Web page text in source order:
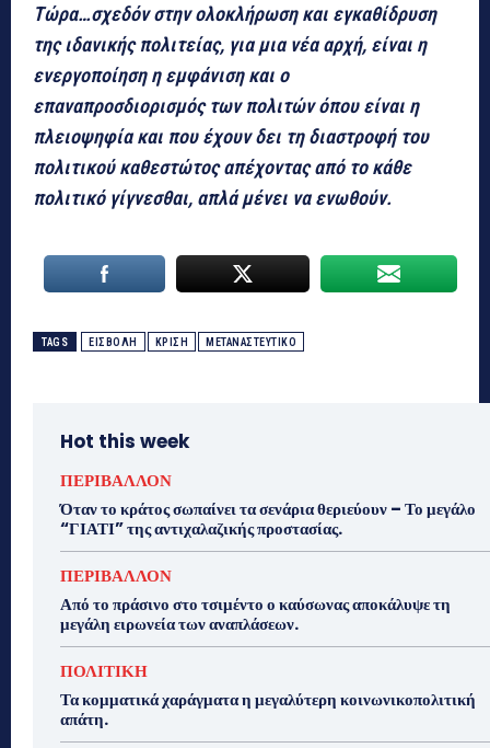
Τώρα…σχεδόν στην ολοκλήρωση και εγκαθίδρυση
της ιδανικής πολιτείας, για μια νέα αρχή, είναι η
ενεργοποίηση η εμφάνιση και ο
επαναπροσδιορισμός των πολιτών όπου είναι η
πλειοψηφία και που έχουν δει τη διαστροφή του
πολιτικού καθεστώτος απέχοντας από το κάθε
πολιτικό γίγνεσθαι, απλά μένει να ενωθούν.
TAGS ΕΙΣΒΟΛΗ ΚΡΙΣΗ ΜΕΤΑΝΑΣΤΕΥΤΙΚΟ
Hot this week
ΠΕΡΙΒΑΛΛΟΝ
Όταν το κράτος σωπαίνει τα σενάρια θεριεύουν – Το μεγάλο
“ΓΙΑΤΙ” της αντιχαλαζικής προστασίας.
ΠΕΡΙΒΑΛΛΟΝ
Από το πράσινο στο τσιμέντο ο καύσωνας αποκάλυψε τη
μεγάλη ειρωνεία των αναπλάσεων.
ΠΟΛΙΤΙΚΗ
Τα κομματικά χαράγματα η μεγαλύτερη κοινωνικοπολιτική
απάτη.